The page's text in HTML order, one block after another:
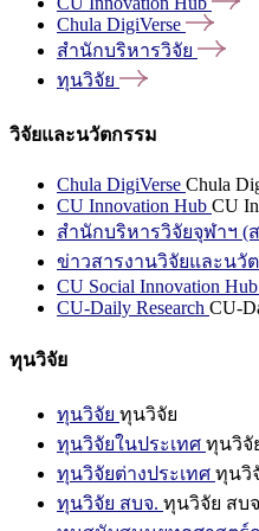
Chula DigiVerse
สำนักบริหารวิจัย
ทุนวิจัย
วิจัยและนวัตกรรม
Chula DigiVerse Chula
CU Innovation Hub CU
สำนักบริหารวิจัยจุฬาฯ (
ข่าวสารงานวิจัยและนวั
CU Social Innovation Hub
CU-Daily Research CU-
ทุนวิจัย
ทุนวิจัย ทุนวิจัย
ทุนวิจัยในประเทศ ทุนวิจั
ทุนวิจัยต่างประเทศ ทุนวิ
ทุนวิจัย สบจ. ทุนวิจัย สบ